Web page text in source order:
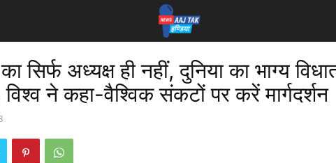
सिर्फ अध्यक्ष ही नहीं, दुनिया का भाग्य
ने कहा-वैश्विक संकटों पर करें मार्गदर्शन